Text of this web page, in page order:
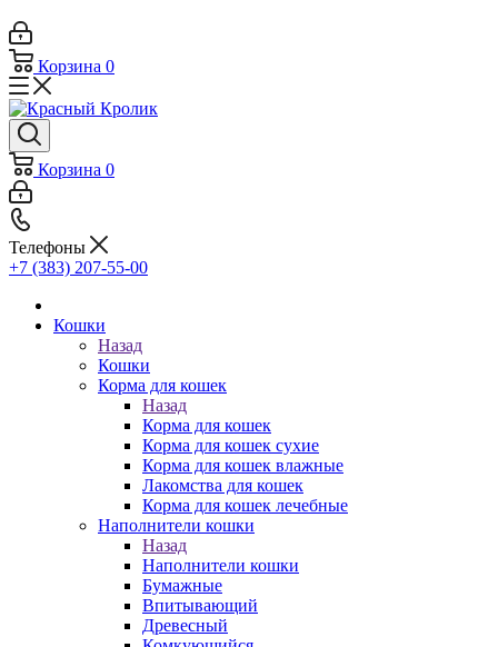
Корзина 0
Корзина 0
Телефоны
+7 (383) 207-55-00
Кошки
Назад
Кошки
Корма для кошек
Назад
Корма для кошек
Корма для кошек сухие
Корма для кошек влажные
Лакомства для кошек
Корма для кошек лечебные
Наполнители кошки
Назад
Наполнители кошки
Бумажные
Впитывающий
Древесный